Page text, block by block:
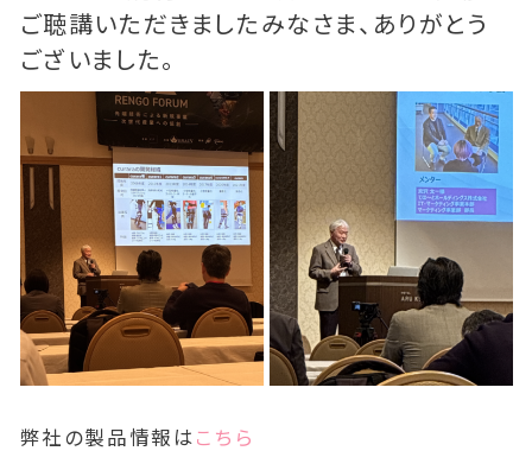
ご聴講いただきましたみなさま、ありがとう
ございました。
弊社の製品情報はこちら